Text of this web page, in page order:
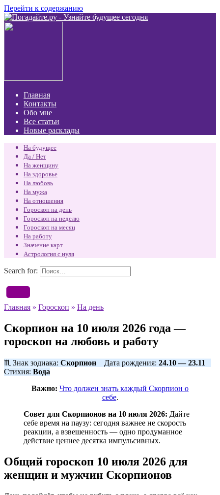
Перейти к содержанию
Главная
Контакты
Обо мне
Все статьи
Новые расклады
На будущее
Да / Нет
На женщину
На здоровье
На любовь
На мужа
На отношения
Гороскоп на день
Гороскоп на неделю
Гороскоп на месяц
На работу
Значение карт
Астрология с нуля
Search for:
Главная » Гороскоп » На день
Скорпион на 10 июля 2026 года —
гороскоп на любовь и работу
♏ Знак зодиака: Скорпион Дата рождения: 24.10 — 23.11
Стихия: Вода
Важно: Что должен знать каждый Скорпион о
себе.
Совет для Скорпионов на 10 июля 2026: Дайте
себе время на паузу: сегодня важнее не скорость
реакции, а взвешенность — одно продуманное
действие ценнее десятка импульсивных.
Общий гороскоп 10 июля 2026 для
женщин и мужчин Скорпионов